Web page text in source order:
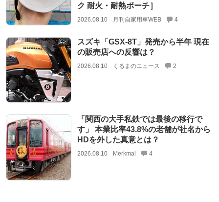
ク 耐火・耐熱ポーチ］
2026.08.10 月刊自家用車WEB 4
スズキ「GSX-8T」発売から半年 現在
の販売店への反響は？
2026.08.10 くるまのニュース 2
「関西の大手私鉄では最後の移行で
す」 本業比率43.8%の老舗が社名から
HDを外した真意とは？
2026.08.10 Merkmal 4